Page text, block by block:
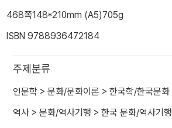
468쪽148*210mm (A5)705g
ISBN 9788936472184
주제분류
인문학 > 문화/문화이론 > 한국학/한국문화
역사 > 문화/역사기행 > 한국 문화/역사기행